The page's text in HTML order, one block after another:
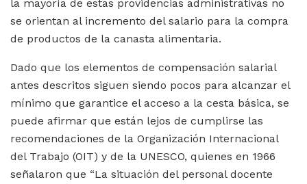
la mayoría de estas providencias administrativas no
se orientan al incremento del salario para la compra
de productos de la canasta alimentaria.
Dado que los elementos de compensación salarial
antes descritos siguen siendo pocos para alcanzar el
mínimo que garantice el acceso a la cesta básica, se
puede afirmar que están lejos de cumplirse las
recomendaciones de la Organización Internacional
del Trabajo (OIT) y de la UNESCO, quienes en 1966
señalaron que “La situación del personal docente